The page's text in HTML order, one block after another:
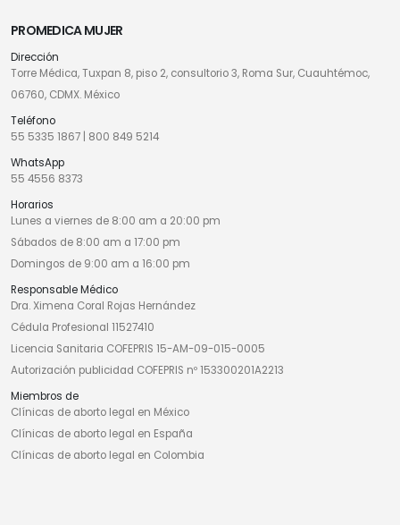
PROMEDICA MUJER
Dirección
Torre Médica, Tuxpan 8, piso 2, consultorio 3, Roma Sur, Cuauhtémoc,
06760, CDMX. México
Teléfono
55 5335 1867
800 849 5214
WhatsApp
55 4556 8373
Horarios
Lunes a viernes de 8:00 am a 20:00 pm
Sábados de 8:00 am a 17:00 pm
Domingos de 9:00 am a 16:00 pm
Responsable Médico
Dra. Ximena Coral Rojas Hernández
Cédula Profesional 11527410
Licencia Sanitaria COFEPRIS 15-AM-09-015-0005
Autorización publicidad COFEPRIS nº 153300201A2213
Miembros de
Clínicas de aborto legal en México
Clínicas de aborto legal en España
Clínicas de aborto legal en Colombia